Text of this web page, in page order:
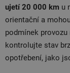
ujetí 20 000 km u
orientační a
podmínek
kontrolujte stav
opotřebení, jako